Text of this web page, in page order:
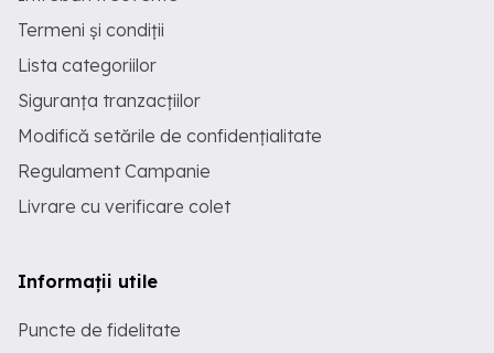
Termeni și condiții
Lista categoriilor
Siguranța tranzacțiilor
Modifică setările de confidențialitate
Regulament Campanie
Livrare cu verificare colet
Informații utile
Puncte de fidelitate